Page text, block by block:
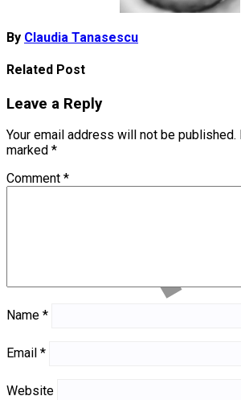
By Claudia Tanasescu
Related Post
Leave a Reply
Your email address will not be published.
marked *
Comment *
Name *
Email *
Website